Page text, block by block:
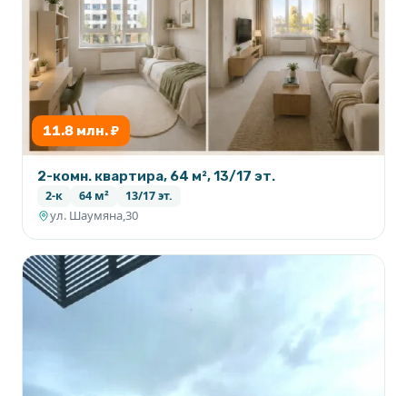
11.8 млн. ₽
2-комн. квартира, 64 м², 13/17 эт.
2-к 64 м² 13/17 эт.
ул. Шаумяна,30